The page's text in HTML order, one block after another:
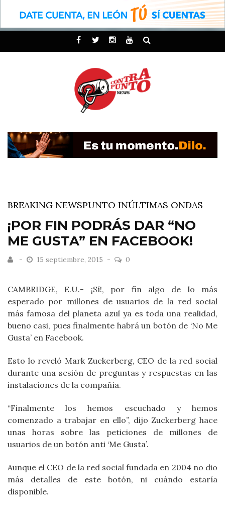
BREAKING NEWSPUNTO INÚLTIMAS ONDAS
¡POR FIN PODRÁS DAR “NO
ME GUSTA” EN FACEBOOK!
15 septiembre, 2015 0
CAMBRIDGE, E.U.- ¡Sí!, por fin algo de lo más
esperado por millones de usuarios de la red social
más famosa del planeta azul ya es toda una realidad,
bueno casi, pues finalmente habrá un botón de ‘No Me
Gusta’ en Facebook.
Esto lo reveló Mark Zuckerberg, CEO de la red social
durante una sesión de preguntas y respuestas en las
instalaciones de la compañía.
“Finalmente los hemos escuchado y hemos
comenzado a trabajar en ello”, dijo Zuckerberg hace
unas horas sobre las peticiones de millones de
usuarios de un botón anti ‘Me Gusta’.
Aunque el CEO de la red social fundada en 2004 no dio
más detalles de este botón, ni cuándo estaría
disponible.